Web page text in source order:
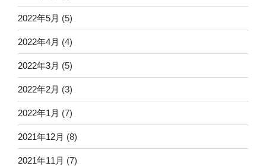
2022年5月 (5)
2022年4月 (4)
2022年3月 (5)
2022年2月 (3)
2022年1月 (7)
2021年12月 (8)
2021年11月 (7)